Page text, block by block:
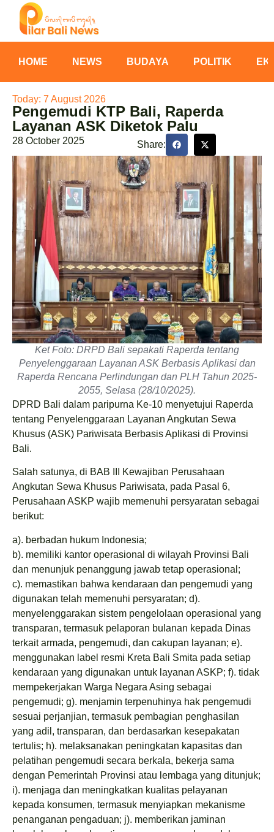
HOME NEWS BUDAYA POLITIK
Today: 7 August 2026
Pengemudi KTP Bali, Raperda
Layanan ASK Diketok Palu
28 October 2025 Share:
Ket Foto: DRPD Bali sepakati Raperda tentang
Penyelenggaraan Layanan ASK Berbasis Aplikasi dan
Raperda Rencana Perlindungan dan PLH Tahun 2025-
2055, Selasa (28/10/2025).
DPRD Bali dalam paripurna Ke-10 menyetujui Raperda
tentang Penyelenggaraan Layanan Angkutan Sewa
Khusus (ASK) Pariwisata Berbasis Aplikasi di Provinsi
Bali.
Salah satunya, di BAB III Kewajiban Perusahaan
Angkutan Sewa Khusus Pariwisata, pada Pasal 6,
Perusahaan ASKP wajib memenuhi persyaratan sebagai
berikut:
a). berbadan hukum Indonesia;
b). memiliki kantor operasional di wilayah Provinsi Bali
dan menunjuk penanggung jawab tetap operasional;
c). memastikan bahwa kendaraan dan pengemudi yang
digunakan telah memenuhi persyaratan; d).
menyelenggarakan sistem pengelolaan operasional yang
transparan, termasuk pelaporan bulanan kepada Dinas
terkait armada, pengemudi, dan cakupan layanan; e).
menggunakan label resmi Kreta Bali Smita pada setiap
kendaraan yang digunakan untuk layanan ASKP; f). tidak
mempekerjakan Warga Negara Asing sebagai
pengemudi; g). menjamin terpenuhinya hak pengemudi
sesuai perjanjian, termasuk pembagian penghasilan
yang adil, transparan, dan berdasarkan kesepakatan
tertulis; h). melaksanakan peningkatan kapasitas dan
pelatihan pengemudi secara berkala, bekerja sama
dengan Pemerintah Provinsi atau lembaga yang ditunjuk;
i). menjaga dan meningkatkan kualitas pelayanan
kepada konsumen, termasuk menyiapkan mekanisme
penanganan pengaduan; j). memberikan jaminan